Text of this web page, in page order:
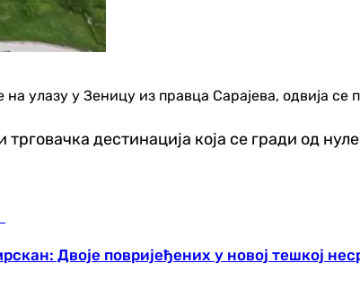
улазу у Зеницу из правца Сарајева, одвија се
дестинација која се гради од
Двоје повријеђених у новој тешкој